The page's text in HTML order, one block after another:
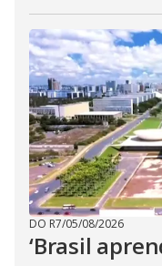
DO R7/05/08/2026
‘Brasil